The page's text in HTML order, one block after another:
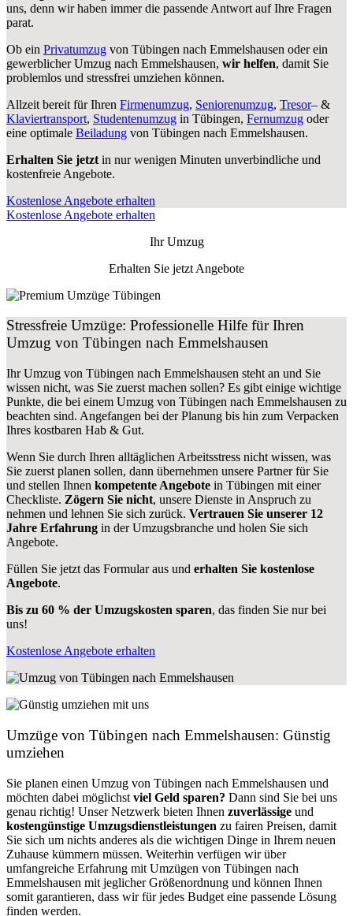
uns, denn wir haben immer die passende Antwort auf Ihre Fragen
parat.
Ob ein Privatumzug von Tübingen nach Emmelshausen oder ein
gewerblicher Umzug nach Emmelshausen, wir helfen, damit Sie
problemlos und stressfrei umziehen können.
Allzeit bereit für Ihren Firmenumzug, Seniorenumzug, Tresor– &
Klaviertransport, Studentenumzug in Tübingen, Fernumzug oder
eine optimale Beiladung von Tübingen nach Emmelshausen.
Erhalten Sie jetzt in nur wenigen Minuten unverbindliche und
kostenfreie Angebote.
Kostenlose Angebote erhalten
Kostenlose Angebote erhalten
Ihr Umzug
Erhalten Sie jetzt Angebote
Stressfreie Umzüge: Professionelle Hilfe für Ihren
Umzug von Tübingen nach Emmelshausen
Ihr Umzug von Tübingen nach Emmelshausen steht an und Sie
wissen nicht, was Sie zuerst machen sollen? Es gibt einige wichtige
Punkte, die bei einem Umzug von Tübingen nach Emmelshausen zu
beachten sind. Angefangen bei der Planung bis hin zum Verpacken
Ihres kostbaren Hab & Gut.
Wenn Sie durch Ihren alltäglichen Arbeitsstress nicht wissen, was
Sie zuerst planen sollen, dann übernehmen unsere Partner für Sie
und stellen Ihnen kompetente Angebote in Tübingen mit einer
Checkliste. Zögern Sie nicht, unsere Dienste in Anspruch zu
nehmen und lehnen Sie sich zurück. Vertrauen Sie unserer 12
Jahre Erfahrung in der Umzugsbranche und holen Sie sich
Angebote.
Füllen Sie jetzt das Formular aus und erhalten Sie kostenlose
Angebote.
Bis zu 60 % der Umzugskosten sparen, das finden Sie nur bei
uns!
Kostenlose Angebote erhalten
Umzüge von Tübingen nach Emmelshausen: Günstig
umziehen
Sie planen einen Umzug von Tübingen nach Emmelshausen und
möchten dabei möglichst viel Geld sparen? Dann sind Sie bei uns
genau richtig! Unser Netzwerk bieten Ihnen zuverlässige und
kostengünstige Umzugsdienstleistungen zu fairen Preisen, damit
Sie sich um nichts anderes als die wichtigen Dinge in Ihrem neuen
Zuhause kümmern müssen. Weiterhin verfügen wir über
umfangreiche Erfahrung mit Umzügen von Tübingen nach
Emmelshausen mit jeglicher Größenordnung und können Ihnen
somit garantieren, dass wir für jedes Budget eine passende Lösung
finden werden.